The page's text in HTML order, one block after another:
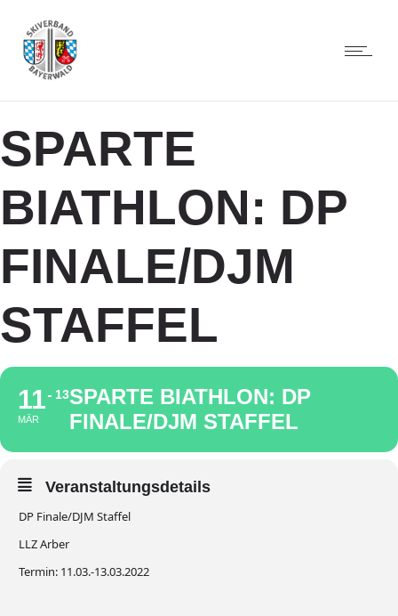
SPARTE
BIATHLON: DP
FINALE/DJM
STAFFEL
11
MÄR
13SPARTE BIATHLON: DP
FINALE/DJM STAFFEL
Veranstaltungsdetails
DP Finale/DJM Staffel
LLZ Arber
Termin: 11.03.-13.03.2022